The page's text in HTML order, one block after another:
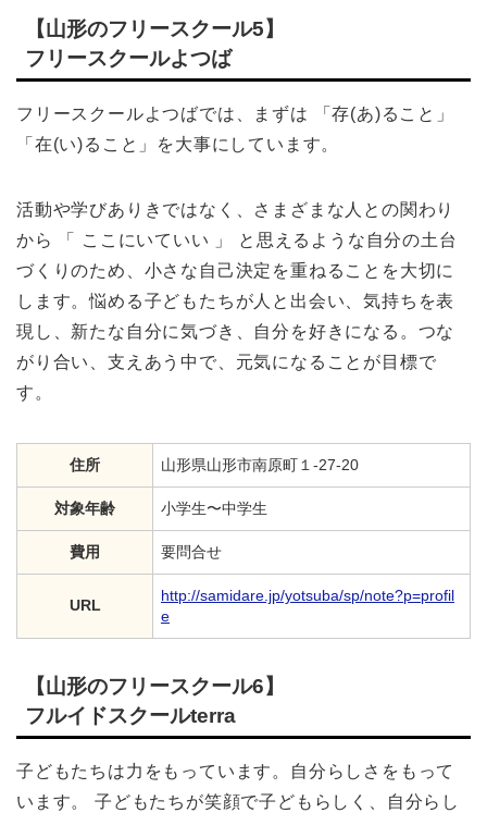
【山形のフリースクール5】
フリースクールよつば
フリースクールよつばでは、まずは 「存(あ)ること」
「在(い)ること」を大事にしています。
活動や学びありきではなく、さまざまな人との関わり
から 「 ここにいていい 」 と思えるような自分の土台
づくりのため、小さな自己決定を重ねることを大切に
します。悩める子どもたちが人と出会い、気持ちを表
現し、新たな自分に気づき、自分を好きになる。つな
がり合い、支えあう中で、元気になることが目標で
す。
住所 山形県山形市南原町１-27-20
対象年齢 小学生〜中学生
費用 要問合せ
URL
http://samidare.jp/yotsuba/sp/note?p=profil
e
【山形のフリースクール6】
フルイドスクールterra
子どもたちは力をもっています。自分らしさをもって
います。 子どもたちが笑顔で子どもらしく、自分らし